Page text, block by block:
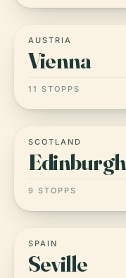
AUSTRIA
Vienna
11 STOPPS
SCOTLAND
Edinburgh
9 STOPPS
SPAIN
Seville